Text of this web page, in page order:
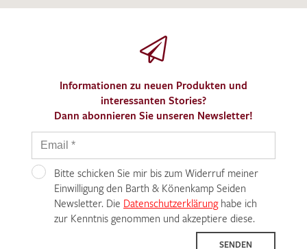
Informationen zu neuen Produkten und
interessanten Stories?
Dann abonnieren Sie unseren Newsletter!
Bitte schicken Sie mir bis zum Widerruf meiner
Einwilligung den Barth & Könenkamp Seiden
Newsletter. Die Datenschutzerklärunghabe ich
zur Kenntnis genommen und akzeptiere diese.
SENDEN